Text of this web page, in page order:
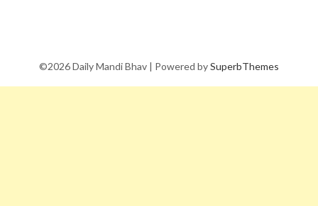
©2026 Daily Mandi Bhav | Powered bySuperbThemes